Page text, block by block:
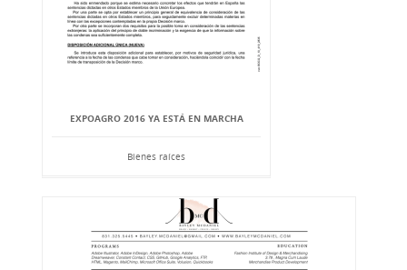
EXPOAGRO 2016 YA ESTÁ EN MARCHA
Bienes raíces